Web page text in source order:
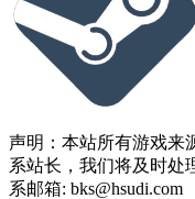
声明：本站所有游戏来
系站长，我们将及时处
系邮箱: bks@hsudi.com